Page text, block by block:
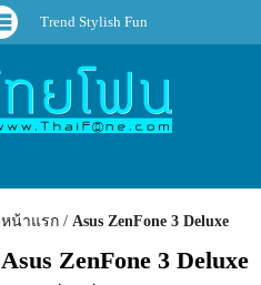
Trend Stylish Fun
หน้าแรก Asus ZenFone 3 Deluxe
Asus ZenFone 3 Deluxe